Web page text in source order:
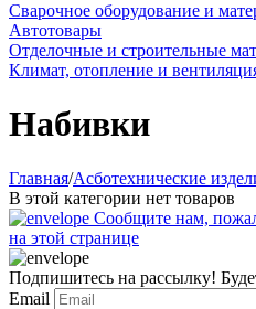
Сварочное оборудование и
Автотовары
Отделочные и строительные
Климат, отопление и
Набивки
Главная/Асботехнические
В этой категории нет товаров
Сообщите нам,
на этой странице
Подпишитесь на рассылку!
Email